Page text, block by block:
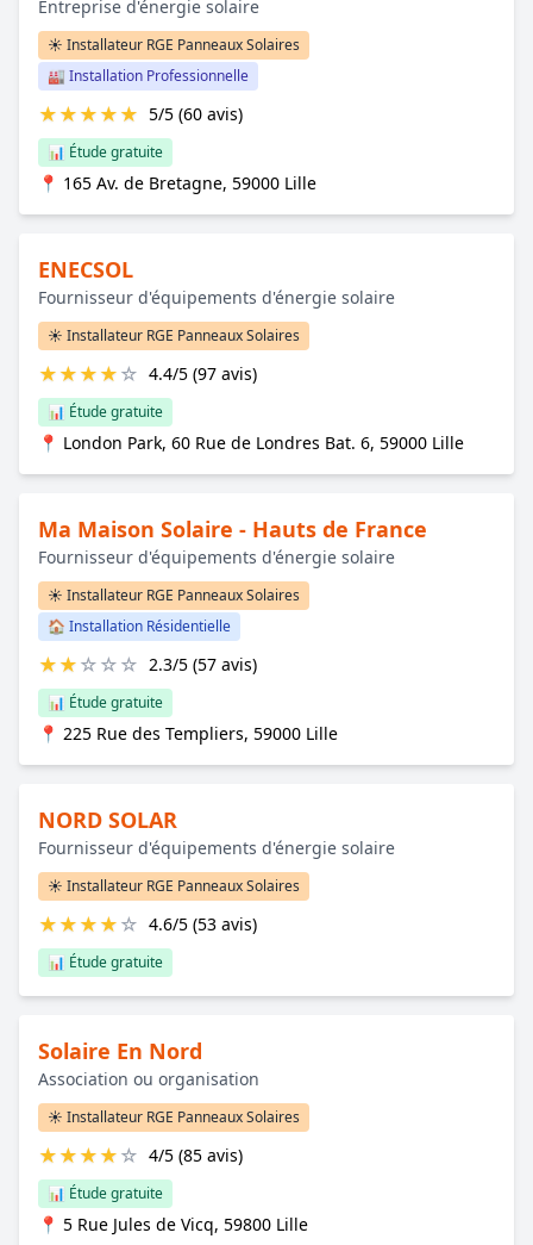
Entreprise d'énergie solaire
☀️ Installateur RGE Panneaux Solaires
🏭 Installation Professionnelle
★★★★★ 5/5 (60 avis)
📊 Étude gratuite
📍 165 Av. de Bretagne, 59000 Lille
ENECSOL
Fournisseur d'équipements d'énergie solaire
☀️ Installateur RGE Panneaux Solaires
★★★★☆ 4.4/5 (97 avis)
📊 Étude gratuite
📍 London Park, 60 Rue de Londres Bat. 6, 59000 Lille
Ma Maison Solaire - Hauts de France
Fournisseur d'équipements d'énergie solaire
☀️ Installateur RGE Panneaux Solaires
🏠 Installation Résidentielle
★★☆☆☆ 2.3/5 (57 avis)
📊 Étude gratuite
📍 225 Rue des Templiers, 59000 Lille
NORD SOLAR
Fournisseur d'équipements d'énergie solaire
☀️ Installateur RGE Panneaux Solaires
★★★★☆ 4.6/5 (53 avis)
📊 Étude gratuite
Solaire En Nord
Association ou organisation
☀️ Installateur RGE Panneaux Solaires
★★★★☆ 4/5 (85 avis)
📊 Étude gratuite
📍 5 Rue Jules de Vicq, 59800 Lille